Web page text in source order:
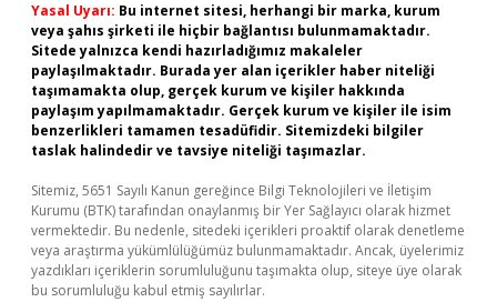
Yasal Uyarı: Bu internet sitesi, herhangi bir marka, kurum
veya şahıs şirketi ile hiçbir bağlantısı bulunmamaktadır.
Sitede yalnızca kendi hazırladığımız makaleler
paylaşılmaktadır. Burada yer alan içerikler haber niteliği
taşımamakta olup, gerçek kurum ve kişiler hakkında
paylaşım yapılmamaktadır. Gerçek kurum ve kişiler ile isim
benzerlikleri tamamen tesadüfidir. Sitemizdeki bilgiler
taslak halindedir ve tavsiye niteliği taşımazlar.
Sitemiz, 5651 Sayılı Kanun gereğince Bilgi Teknolojileri ve İletişim
Kurumu (BTK) tarafından onaylanmış bir Yer Sağlayıcı olarak hizmet
vermektedir. Bu nedenle, sitedeki içerikleri proaktif olarak denetleme
veya araştırma yükümlülüğümüz bulunmamaktadır. Ancak, üyelerimiz
yazdıkları içeriklerin sorumluluğunu taşımakta olup, siteye üye olarak
bu sorumluluğu kabul etmiş sayılırlar.